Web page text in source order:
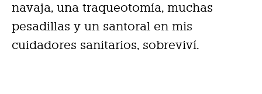
navaja, una traqueotomía, muchas
pesadillas y un santoral en mis
cuidadores sanitarios, sobreviví.